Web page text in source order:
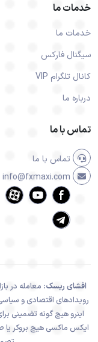
خدمات ما
خدمات ما
سیگنال فارکس
کانال تلگرام VIP
درباره ما
تماس با ما
تماس با ما
افشای ریسک: معامله در
رویدادهای اقتصادی و
اینرو هیچ گونه تضمینی
ایکس ماکسی هیچ بروکر یا